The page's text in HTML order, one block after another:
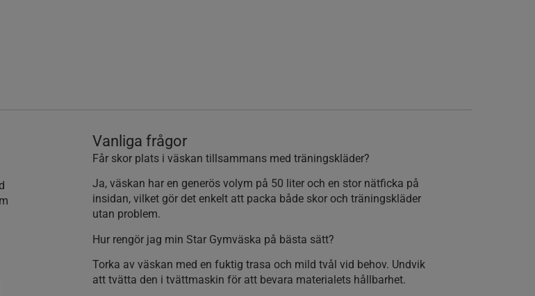
Vanliga frågor
Får skor plats i väskan tillsammans med träningskläder?
Ja, väskan har en generös volym på 50 liter och en stor nätficka på
insidan, vilket gör det enkelt att packa både skor och träningskläder
utan problem.
Hur rengör jag min Star Gymväska på bästa sätt?
Torka av väskan med en fuktig trasa och mild tvål vid behov. Undvik
att tvätta den i tvättmaskin för att bevara materialets hållbarhet.